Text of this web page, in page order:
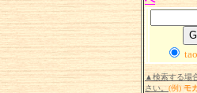
▲検索する場
さい。 (例) モ